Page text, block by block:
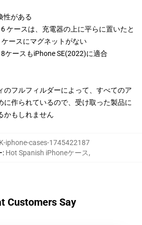
性がある
ケースは、充電器の上に平らに置いたと
ースにマグネットがない
ケースもiPhone SE(2022)に適合
のフルフィルダーによって、すべてのア
に作られているので、受け取った製品に
かもしれません
iphone-cases-1745422187
: Hot Spanish iPhoneケース,
Customers Say